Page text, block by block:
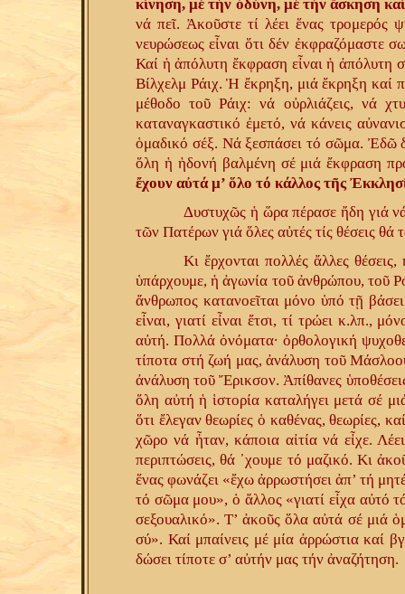
κίνηση, μέ τήν ὀδύνη, μέ τήν ἄσκηση
νά πεῖ. Ἀκοῦστε τί λέει ἕνας τρομερός
νευρώσεως εἶναι ὅτι δέν ἐκφραζόμαστε
Καί ἡ ἀπόλυτη ἔκφραση εἶναι ἡ ἀπόλυτη
Βίλχελμ Ράιχ. Ἡ ἔκρηξη, μιά ἔκρηξη καί
μέθοδο τοῦ Ράιχ: νά οὐρλιάζεις, νά
καταναγκαστικό ἐμετό, νά κάνεις
ὁμαδικό σέξ. Νά ξεσπάσει τό σῶμα. Ἐδῶ
ὅλη ἡ ἡδονή βαλμένη σέ μιά ἔκφραση
ἔχουν αὐτά μ’ ὅλο τό κάλλος τῆς
Δυστυχῶς ἡ ὥρα πέρασε ἤδη γιά
τῶν Πατέρων γιά ὅλες αὐτές τίς θέσεις
Κι ἔρχονται πολλές ἄλλες
ὑπάρχουμε, ἡ ἀγωνία τοῦ ἀνθρώπου, τοῦ
ἄνθρωπος κατανοεῖται μόνο ὑπό τῇ
εἶναι, γιατί εἶναι ἔτσι, τί τρώει κ.λπ.,
αὐτή. Πολλά ὀνόματα· ὀρθολογική
τίποτα στή ζωή μας, ἀνάλυση τοῦ
ἀνάλυση τοῦ Ἔρικσον. Ἀπίθανες
ὅλη αὐτή ἡ ἱστορία καταλήγει μετά σέ
ὅτι ἔλεγαν θεωρίες ὁ καθένας, θεωρίες,
χῶρο νά ἦταν, κάποια αἰτία νά εἶχε.
περιπτώσεις, θά ᾽χουμε τό μαζικό. Κι
ἕνας φωνάζει «ἔχω ἀρρωστήσει ἀπ’ τή
τό σῶμα μου», ὁ ἄλλος «γιατί εἶχα αὐτό
σεξουαλικό». Τ’ ἀκοῦς ὅλα αὐτά σέ μιά
σύ». Καί μπαίνεις μέ μία ἀρρώστια καί
δώσει τίποτε σ’ αὐτήν μας τήν ἀναζήτηση.